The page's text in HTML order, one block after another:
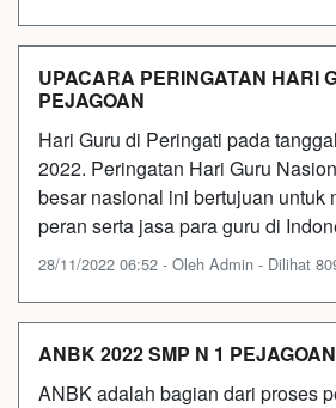
UPACARA PERINGATAN HARI
PEJAGOAN
Hari Guru di Peringati pada
2022. Peringatan Hari Guru
besar nasional ini bertujuan untuk
peran serta jasa para guru di
28/11/2022 06:52 - Oleh Admin - Dilihat
ANBK 2022 SMP N 1 PEJAGOAN
ANBK adalah bagian dari proses